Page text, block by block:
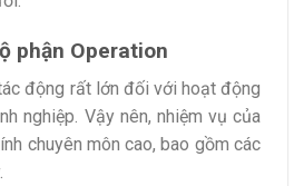
phận Operation
động rất lớn đối với hoạt động
nghiệp. Vậy nên, nhiệm vụ của
chuyên môn cao, bao gồm các